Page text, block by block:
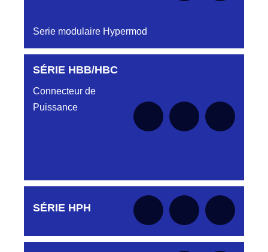
Serie modulaire Hypermod
Aucune pièce disponible pour cette série pour
SÉRIE HBB/HBC
Connecteur de
Puissance
Aucune pièce disponible pour cette série pour
le moment
SÉRIE HPH